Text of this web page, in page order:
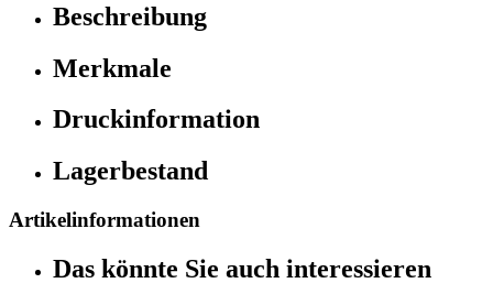
Beschreibung
Merkmale
Druckinformation
Lagerbestand
Artikelinformationen
Das könnte Sie auch interessieren